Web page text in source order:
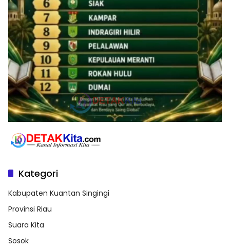
Kategori
Kabupaten Kuantan Singingi
Provinsi Riau
Sosok
Label
Provinsi Riau
Kabupaten Kuantan Singingi (Kuansing)